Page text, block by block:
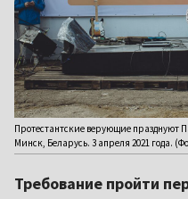
Протестантские верующие празднуют
Минск, Беларусь. 3 апреля 2021 года.
Требование пройти